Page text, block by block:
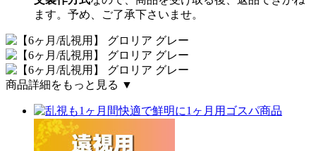
ます。予め、ご了承下さいませ。
商品詳細をもっと見る ▼